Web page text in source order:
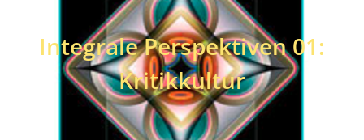
Integrale Perspektiven 01:
Kritikkultur